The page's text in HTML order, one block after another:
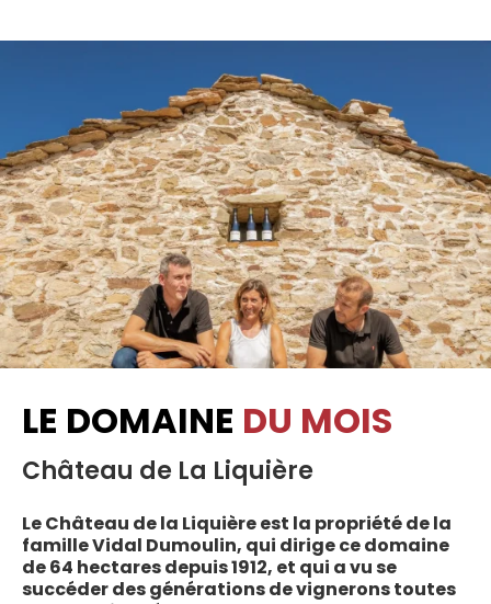
LE DOMAINE DU MOIS
Château de La Liquière
Le Château de la Liquière est la propriété de la
famille Vidal Dumoulin, qui dirige ce domaine
de 64 hectares depuis 1912, et qui a vu se
succéder des générations de vignerons toutes